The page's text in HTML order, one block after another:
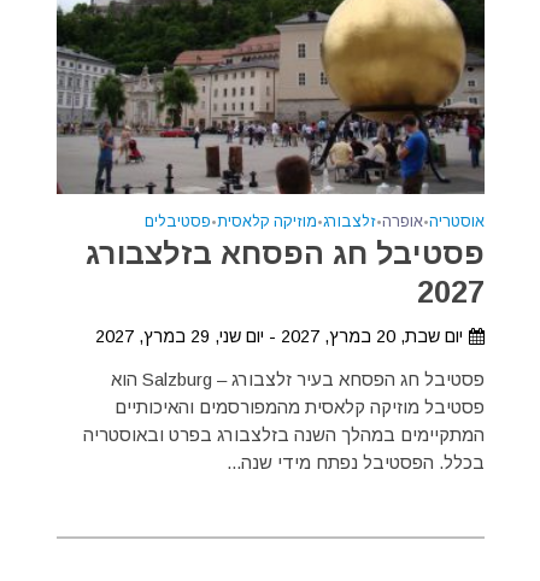
אוסטריה•אופרה•זלצבורג•מוזיקה קלאסית•פסטיבלים
פסטיבל חג הפסחא בזלצבורג
2027
יום שבת, 20 במרץ, 2027 - יום שני, 29 במרץ, 2027
פסטיבל חג הפסחא בעיר זלצבורג – Salzburg הוא
פסטיבל מוזיקה קלאסית מהמפורסמים והאיכותיים
המתקיימים במהלך השנה בזלצבורג בפרט ובאוסטריה
בכלל. הפסטיבל נפתח מידי שנה...